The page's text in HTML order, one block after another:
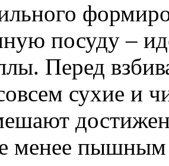
посуду –
Перед
сухие и
менее